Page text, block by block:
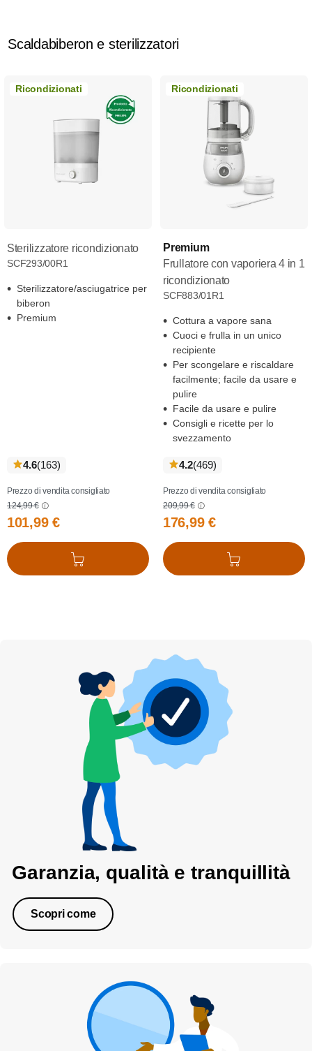
Scaldabiberon e sterilizzatori
Ricondizionati
Sterilizzatore ricondizionato
SCF293/00R1
Sterilizzatore/asciugatrice per
biberon
Premium
4.6(163recensioni
)
Prezzo di vendita consigliato
124,99 €
101,99 €
Aggiungi al carrello
Ricondizionati
Premium
Frullatore con vaporiera 4 in 1
ricondizionato
SCF883/01R1
Cottura a vapore sana
Cuoci e frulla in un unico
recipiente
Per scongelare e riscaldare
facilmente; facile da usare e
pulire
Facile da usare e pulire
Consigli e ricette per lo
svezzamento
4.2(469recensioni
)
Prezzo di vendita consigliato
209,99 €
176,99 €
Aggiungi al carrello
Garanzia, qualità e tranquillità
Scopri come